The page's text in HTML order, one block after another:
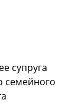
супруга
семейного